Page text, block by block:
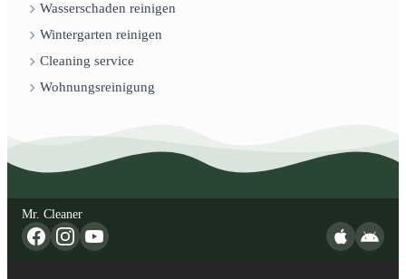
Wasserschaden reinigen
Wintergarten reinigen
Cleaning service
Wohnungsreinigung
Mr. Cleaner